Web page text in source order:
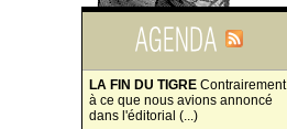
LA FIN DU TIGRE Contrairement
à ce que nous avions annoncé
dans l'éditorial (...)